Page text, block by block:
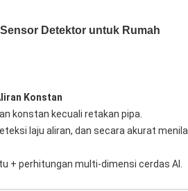
Detektor untuk Rumah
Konstan
konstan kecuali retakan pipa.
laju aliran, dan secara akurat
+ perhitungan multi-dimensi cerdas Al.